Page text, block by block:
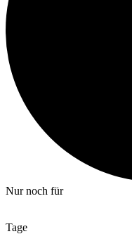
Nur noch für
Tage